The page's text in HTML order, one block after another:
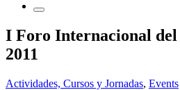
I Foro Internacional del
2011
Actividades, Cursos y Jornadas, Events